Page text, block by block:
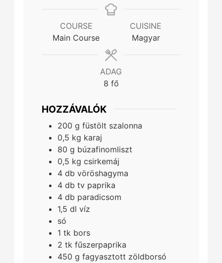
COURSE
Main Course
CUISINE
Magyar
ADAG
8 fő
HOZZÁVALÓK
200 g füstölt szalonna
0,5 kg karaj
80 g búzafinomliszt
0,5 kg csirkemáj
4 db vöröshagyma
4 db tv paprika
4 db paradicsom
1,5 dl víz
só
1 tk bors
2 tk fűszerpaprika
450 g fagyasztott zöldborsó